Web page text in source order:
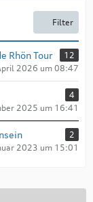
Filter
Rhön Tour
12
2026 um 08:47
4
2025 um 16:41
2
2023 um 15:01